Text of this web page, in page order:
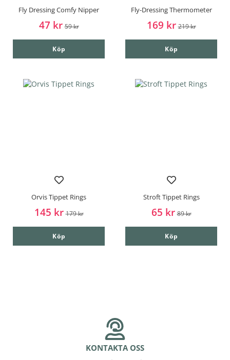
Fly Dressing Comfy Nipper
47 kr 59 kr
Köp
Fly-Dressing Thermometer
169 kr 219 kr
Köp
Orvis Tippet Rings
145 kr 179 kr
Köp
Stroft Tippet Rings
65 kr 89 kr
Köp
KONTAKTA OSS